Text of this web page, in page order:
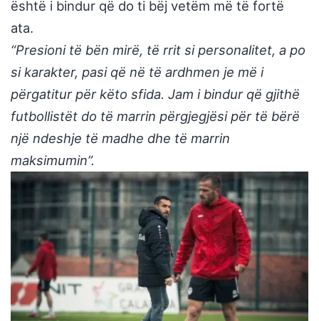
është i bindur që do ti bëj vetëm më të fortë
ata.
“Presioni të bën mirë, të rrit si personalitet, a po
si karakter, pasi që në të ardhmen je më i
përgatitur për këto sfida. Jam i bindur që gjithë
futbollistët do të marrin përgjegjësi për të bërë
një ndeshje të madhe dhe të marrin
maksimumin”.